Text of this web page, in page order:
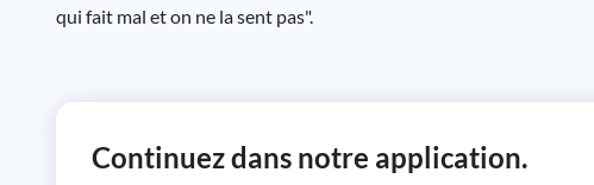
qui fait mal et on ne la sent pas".
Continuez dans notre application.